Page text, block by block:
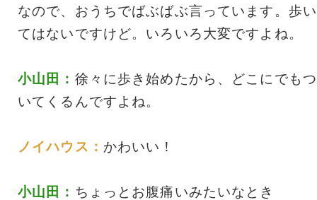
なので、おうちでばぶばぶ言っています。歩い
てはないですけど。いろいろ大変ですよね。
小山田： 徐々に歩き始めたから、どこにでもつ
いてくるんですよね。
ノイハウス： かわいい！
小山田： ちょっとお腹痛いみたいなとき